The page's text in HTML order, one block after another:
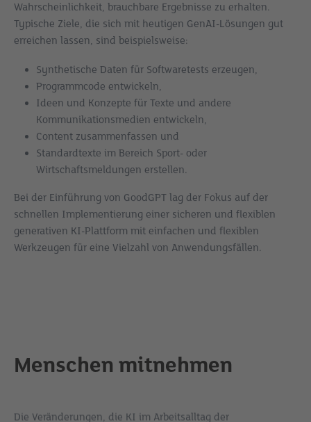
Wahrscheinlichkeit, brauchbare Ergebnisse zu erhalten.
Typische Ziele, die sich mit heutigen GenAI-Lösungen gut
erreichen lassen, sind beispielsweise:
Synthetische Daten für Softwaretests erzeugen,
Programmcode entwickeln,
Ideen und Konzepte für Texte und andere
Kommunikationsmedien entwickeln,
Content zusammenfassen und
Standardtexte im Bereich Sport- oder
Wirtschaftsmeldungen erstellen.
Bei der Einführung von GoodGPT lag der Fokus auf der
schnellen Implementierung einer sicheren und flexiblen
generativen KI-Plattform mit einfachen und flexiblen
Werkzeugen für eine Vielzahl von Anwendungsfällen.
Menschen mitnehmen
Die Veränderungen, die KI im Arbeitsalltag der